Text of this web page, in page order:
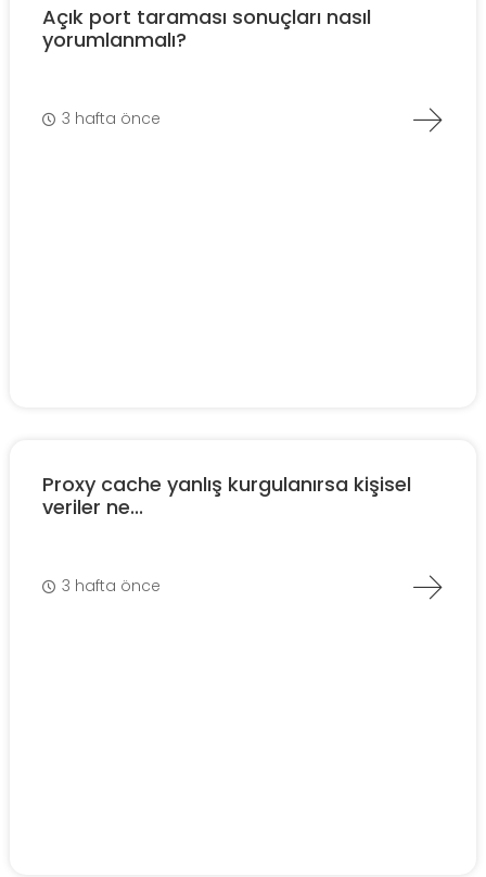
Açık port taraması sonuçları nasıl
yorumlanmalı?
3 hafta önce
Proxy cache yanlış kurgulanırsa kişisel
veriler ne...
3 hafta önce